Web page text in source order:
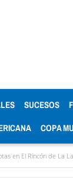
SUCESOS
COPA
Laguna La